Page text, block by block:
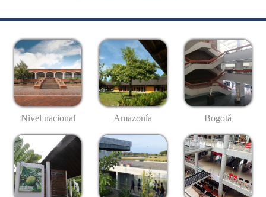
Nivel nacional Amazonía Bogotá